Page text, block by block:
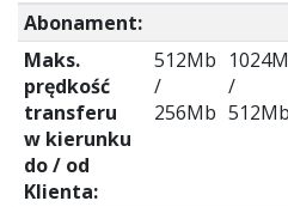
Abonament:
Maks.
prędkość
transferu
w kierunku
do / od
Klienta:
512Mb
/
256Mb
/
512Mb